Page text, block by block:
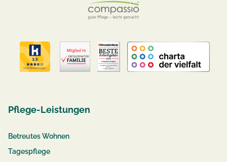
Pflege-Leistungen
Betreutes Wohnen
Tagespflege